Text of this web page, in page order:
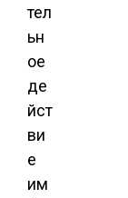
тел
ьн
ое
де
йст
ви
е
им